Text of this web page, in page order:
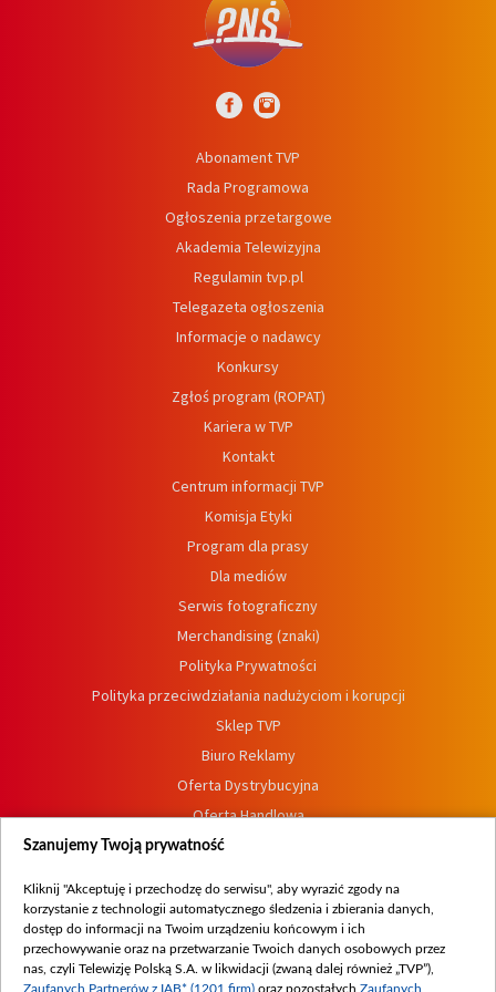
Abonament TVP
Rada Programowa
Ogłoszenia przetargowe
Akademia Telewizyjna
Regulamin tvp.pl
Telegazeta ogłoszenia
Informacje o nadawcy
Konkursy
Zgłoś program (ROPAT)
Kariera w TVP
Kontakt
Centrum informacji TVP
Komisja Etyki
Program dla prasy
Dla mediów
Serwis fotograficzny
Merchandising (znaki)
Polityka Prywatności
Polityka przeciwdziałania nadużyciom i korupcji
Sklep TVP
Biuro Reklamy
Oferta Dystrybucyjna
Oferta Handlowa
Dostępność
Procedura zgłoszeń wewnętrznych
Szanujemy Twoją prywatność
Kliknij "Akceptuję i przechodzę do serwisu", aby wyrazić zgody na
korzystanie z technologii automatycznego śledzenia i zbierania danych,
dostęp do informacji na Twoim urządzeniu końcowym i ich
przechowywanie oraz na przetwarzanie Twoich danych osobowych przez
nas, czyli Telewizję Polską S.A. w likwidacji (zwaną dalej również „TVP”),
Zaufanych Partnerów z IAB* (1201 firm) oraz pozostałych Zaufanych